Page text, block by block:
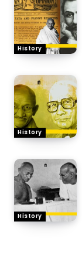
History
History
History